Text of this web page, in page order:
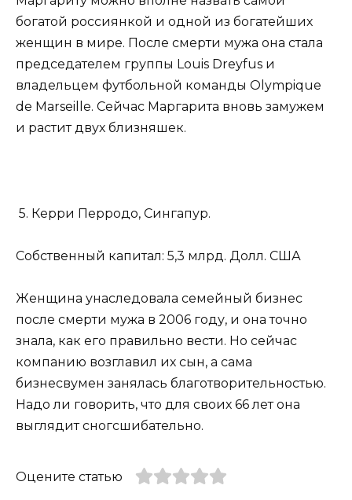
богатой россиянкой и одной из богатейших
женщин в мире. После смерти мужа она стала
председателем группы Louis Dreyfus и
владельцем футбольной команды Olympique
de Marseille. Сейчас Маргарита вновь замужем
и растит двух близняшек.
5. Керри Перродо, Сингапур.
Собственный капитал: 5,3 млрд. Долл. США
Женщина унаследовала семейный бизнес
после смерти мужа в 2006 году, и она точно
знала, как его правильно вести. Но сейчас
компанию возглавил их сын, а сама
бизнесвумен занялась благотворительностью.
Надо ли говорить, что для своих 66 лет она
выглядит сногсшибательно.
Оцените статью